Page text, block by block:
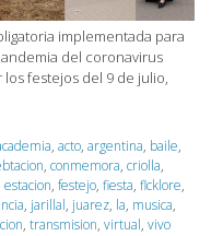
implementada para
del coronavirus
festejos del 9 de julio,
, acto, argentina, baile,
, conmemora, criolla,
estacion, festejo, fiesta, flcklore,
, jarillal, juarez, la, musica,
, transmision, virtual, vivo